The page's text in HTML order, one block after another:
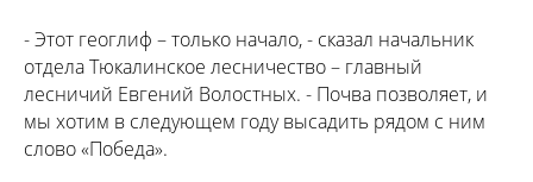
- Этот геоглиф – только начало, - сказал начальник
отдела Тюкалинское лесничество – главный
лесничий Евгений Волостных. - Почва позволяет, и
мы хотим в следующем году высадить рядом с ним
слово «Победа».